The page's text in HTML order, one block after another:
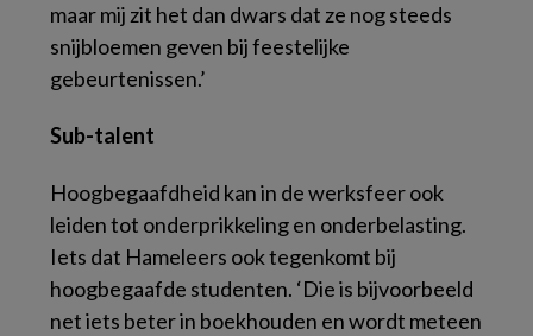
maar mij zit het dan dwars dat ze nog steeds
snijbloemen geven bij feestelijke
gebeurtenissen.’
Sub-talent
Hoogbegaafdheid kan in de werksfeer ook
leiden tot onderprikkeling en onderbelasting.
Iets dat Hameleers ook tegenkomt bij
hoogbegaafde studenten. ‘Die is bijvoorbeeld
net iets beter in boekhouden en wordt meteen